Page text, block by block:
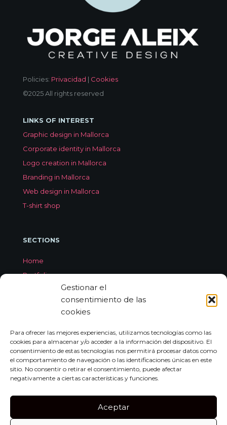
Gestionar el
consentimiento de las
cookies
Para ofrecer las mejores experiencias, utilizamos tecnologías como las
cookies para almacenar y/o acceder a la información del dispositivo. El
consentimiento de estas tecnologías nos permitirá procesar datos como
el comportamiento de navegación o las identificaciones únicas en este
sitio. No consentir o retirar el consentimiento, puede afectar
negativamente a ciertas características y funciones.
Aceptar
Policies: Privacidad | Cookies
©2025 All rights reserved
LINKS OF INTEREST
Graphic design in Mallorca
Corporate identity in Mallorca
Logo creation in Mallorca
Branding in Mallorca
Web design in Mallorca
T-shirt shop
SECTIONS
Home
Portfolio
About Jorge Aleix
Contact
CONTACT